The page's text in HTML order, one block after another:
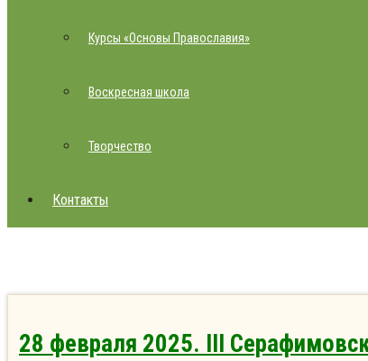
Курсы «Основы Православия»
Воскресная школа
Творчество
Контакты
28 февраля 2025. III